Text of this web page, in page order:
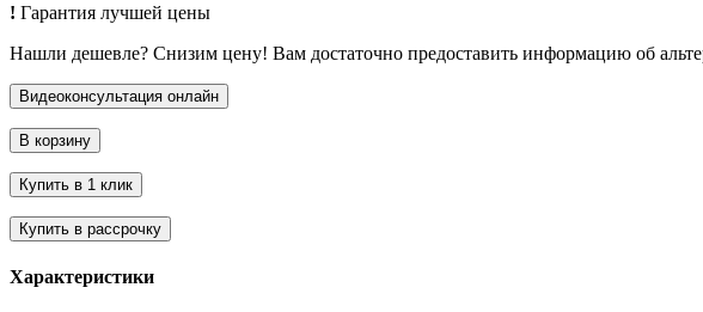
! Гарантия лучшей цены
Нашли дешевле? Снизим цену! Вам достаточно предоставить информацию об
Характеристики